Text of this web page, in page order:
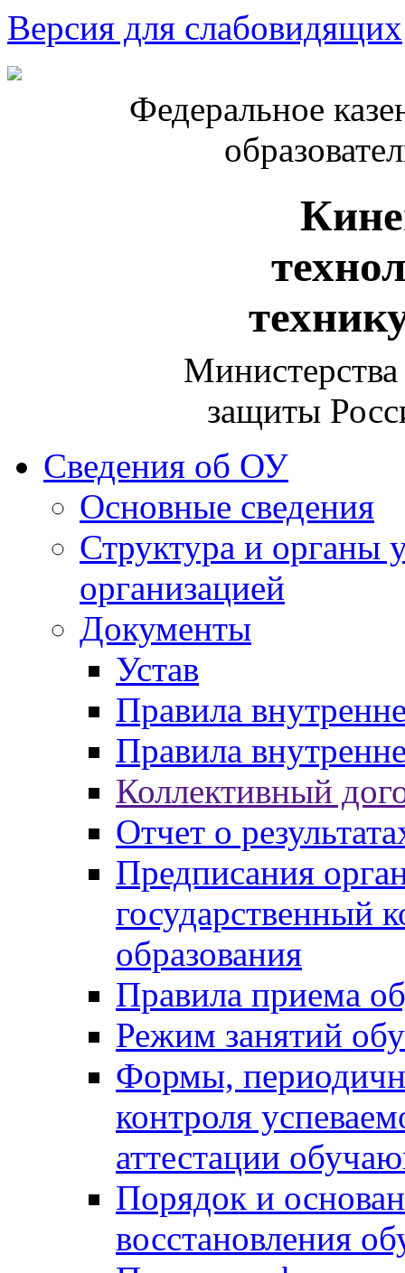
Версия для слабовидящих
Федеральное
защиты
Сведения об ОУ
Основные сведения
Структура и органы
организацией
Документы
Устав
Правила
Правила
Коллективный
Отчет о
Предписания
государственный
образования
Правила приема
Режим занятий
Формы,
контроля
аттестации
Порядок и
восстановления